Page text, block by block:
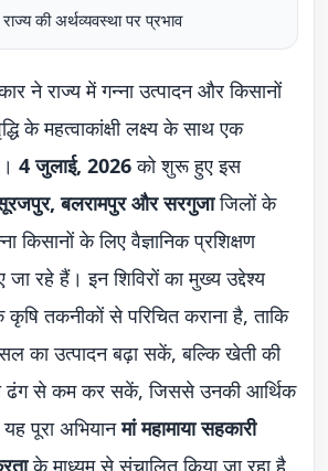
की अर्थव्यवस्था पर प्रभाव
ने राज्य में गन्ना उत्पादन और किसानों
के महत्वाकांक्षी लक्ष्य के साथ एक
4 जुलाई, 2026को शुरू हुए इस
बलरामपुर और सरगुजाजिलों के
किसानों के लिए वैज्ञानिक प्रशिक्षण
जा रहे हैं। इन शिविरों का मुख्य उद्देश्य
तकनीकों से परिचित कराना है, ताकि
का उत्पादन बढ़ा सकें, बल्कि खेती की
ढंग से कम कर सकें, जिससे उनकी आर्थिक
पूरा अभियानमां महामाया सहकारी